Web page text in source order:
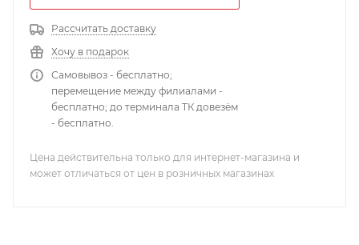
Рассчитать доставку
Хочу в подарок
Самовывоз - бесплатно;
перемещение между филиалами -
бесплатно; до терминала ТК довезём
- бесплатно.
Цена действительна только для интернет-магазина и
может отличаться от цен в розничных магазинах